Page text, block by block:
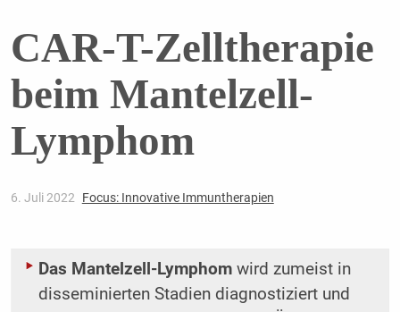
CAR-T-Zelltherapie
beim Mantelzell-
Lymphom
6. Juli 2022 Focus: Innovative Immuntherapien
Das Mantelzell-Lymphom wird zumeist in
disseminierten Stadien diagnostiziert und